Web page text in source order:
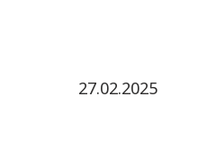
27.02.2025